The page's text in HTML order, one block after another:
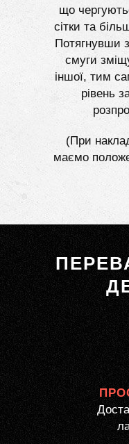
що
сітки та
Потягнувши
смуги
іншої, тим
рівень
(При
маємо